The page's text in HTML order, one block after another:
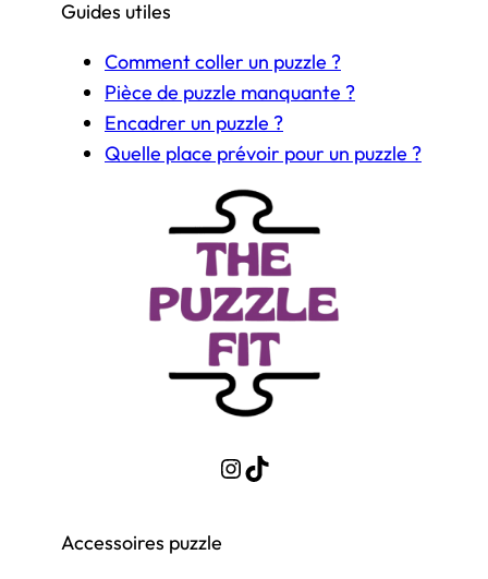
Guides utiles
Comment coller un puzzle ?
Pièce de puzzle manquante ?
Encadrer un puzzle ?
Quelle place prévoir pour un puzzle ?
InstagramTikTok
Accessoires puzzle